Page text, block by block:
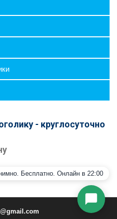
- круглосуточно
с
Бесплатно. Онлайн в 22:00